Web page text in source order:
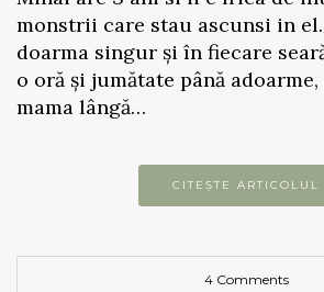
monstrii care stau ascunsi in
doarma singur și în fiecare
o oră și jumătate până
mama lângă…
CITEȘTE ARTICOLUL
4 Comments